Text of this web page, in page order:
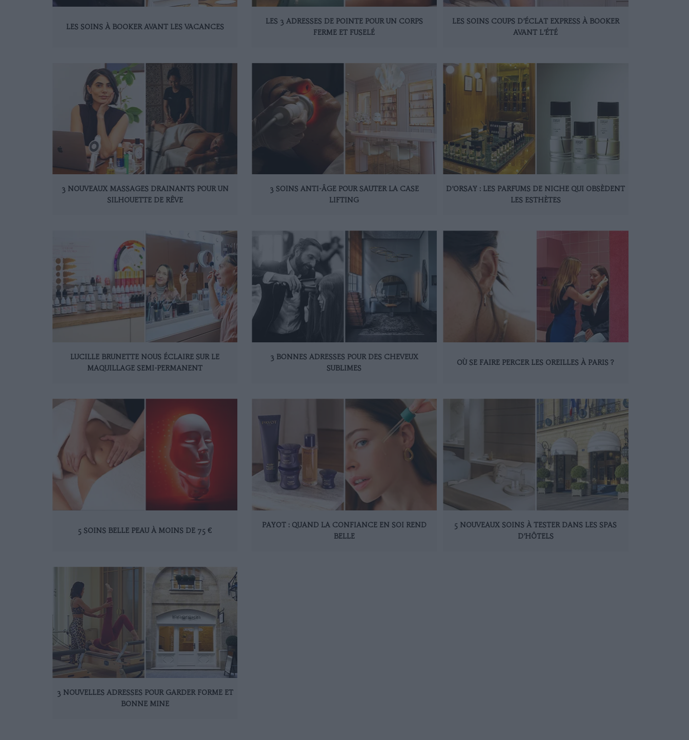
LES SOINS À BOOKER AVANT LES VACANCES
LES 3 ADRESSES DE POINTE POUR UN CORPS
FERME ET FUSELÉ
LES SOINS COUPS D’ÉCLAT EXPRESS À BOOKER
AVANT L’ÉTÉ
3 NOUVEAUX MASSAGES DRAINANTS POUR UN
SILHOUETTE DE RÊVE
3 SOINS ANTI-ÂGE POUR SAUTER LA CASE
LIFTING
D’ORSAY : LES PARFUMS DE NICHE QUI OBSÈDENT
LES ESTHÈTES
LUCILLE BRUNETTE NOUS ÉCLAIRE SUR LE
MAQUILLAGE SEMI-PERMANENT
3 BONNES ADRESSES POUR DES CHEVEUX
SUBLIMES
OÙ SE FAIRE PERCER LES OREILLES À PARIS ?
5 SOINS BELLE PEAU À MOINS DE 75 €
PAYOT : QUAND LA CONFIANCE EN SOI REND
BELLE
5 NOUVEAUX SOINS À TESTER DANS LES SPAS
D’HÔTELS
3 NOUVELLES ADRESSES POUR GARDER FORME ET
BONNE MINE